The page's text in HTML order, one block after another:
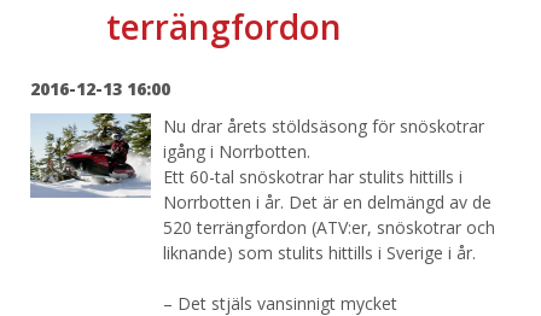
terrängfordon
2016-12-13 16:00
Nu drar årets stöldsäsong för snöskotrar
igång i Norrbotten.
Ett 60-tal snöskotrar har stulits hittills i
Norrbotten i år. Det är en delmängd av de
520 terrängfordon (ATV:er, snöskotrar och
liknande) som stulits hittills i Sverige i år.
– Det stjäls vansinnigt mycket